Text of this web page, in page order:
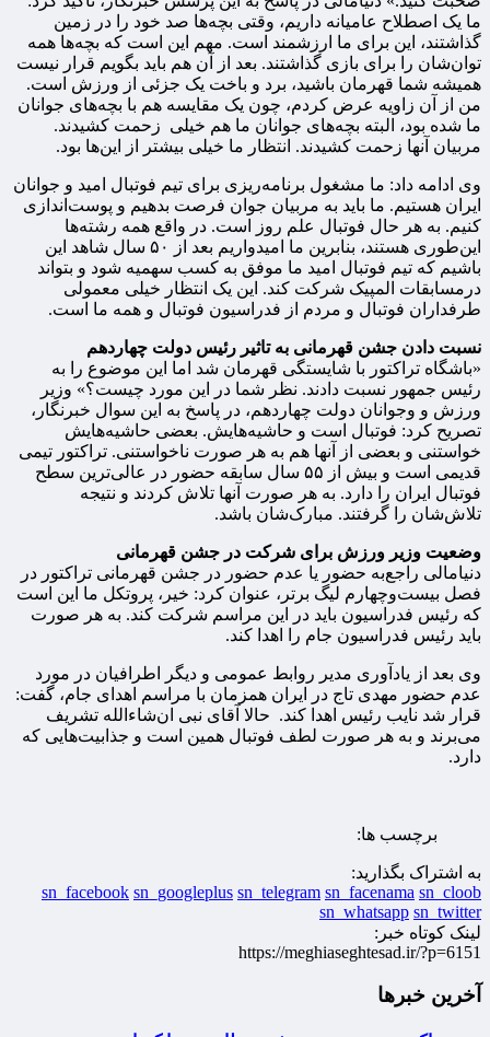
ما یک اصطلاح عامیانه داریم، وقتی بچه‌ها صد خود را در زمین
گذاشتند، این برای ما ارزشمند است. مهم این است که بچه‌ها همه
توان‌شان را برای بازی گذاشتند. بعد از آن هم باید بگویم قرار نیست
همیشه شما قهرمان باشید، برد و باخت یک جزئی از ورزش است.
من از آن زاویه عرض کردم، چون یک مقایسه هم با بچه‌های جوانان
ما شده بود، البته بچه‌های جوانان ما هم خیلی زحمت کشیدند.
مربیان آنها زحمت کشیدند. انتظار ما خیلی بیشتر از این‌ها بود.
وی ادامه داد: ما مشغول برنامه‌ریزی برای تیم فوتبال امید و جوانان
ایران هستیم. ما باید به مربیان جوان فرصت بدهیم و پوست‌اندازی
کنیم. به هر حال فوتبال علم روز است. در واقع همه رشته‌ها
این‌طوری هستند، بنابرین ما امیدواریم بعد از ۵۰ سال شاهد این
باشیم که تیم فوتبال امید ما موفق به کسب سهمیه شود و بتواند
درمسابقات المپیک شرکت کند. این یک انتظار خیلی معمولی
طرفداران فوتبال و مردم از فدراسیون فوتبال و همه ما است.
نسبت دادن جشن قهرمانی به تاثیر رئیس دولت چهاردهم
«باشگاه تراکتور با شایستگی قهرمان شد اما این موضوع را به
رئیس جمهور نسبت دادند. نظر شما در این مورد چیست؟»‌ وزیر
ورزش و وجوانان دولت چهاردهم، در پاسخ به این سوال خبرنگار،
تصریح کرد: فوتبال است و حاشیه‌هایش. بعضی حاشیه‌هایش
خواستنی و بعضی از آنها هم به هر صورت ناخواستنی. تراکتور تیمی
قدیمی است و بیش از ۵۵ سال سابقه‌ حضور در عالی‌ترین سطح
فوتبال ایران را دارد. به هر صورت آنها تلاش کردند و نتیجه
تلاش‌شان را گرفتند. مبارک‌شان باشد.
وضعیت وزیر ورزش برای شرکت در جشن قهرمانی
دنیامالی راجع‌به حضور یا عدم حضور در جشن قهرمانی تراکتور در
فصل بیست‌و‌چهارم لیگ برتر، عنوان کرد: خیر، پروتکل ما این است
که رئیس فدراسیون باید در این مراسم شرکت کند. به هر صورت
باید رئیس فدراسیون جام را اهدا کند.
وی بعد از یادآوری مدیر روابط عمومی و دیگر اطرافیان در مورد
عدم حضور مهدی تاج در ایران همزمان با مراسم اهدای جام، گفت:
قرار شد نایب رئیس اهدا کند. حالا آقای نبی ان‌شاءالله تشریف
می‌برند و به هر صورت لطف فوتبال همین است و جذابیت‌هایی که
دارد.
برچسب ها:
به اشتراک بگذارید:
sn_facebook sn_googleplus sn_telegram sn_facenama sn_cloob
sn_whatsapp sn_twitter
لینک کوتاه خبر:
https://meghiaseghtesad.ir/?p=6151
آخرین خبرها